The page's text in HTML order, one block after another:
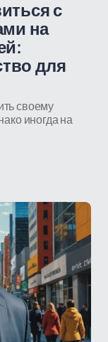
с
на
для
своему
иногда на